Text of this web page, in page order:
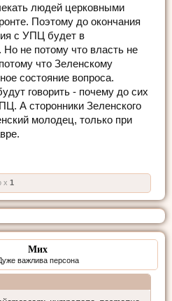
людей церковными
Поэтому до окончания
с УПЦ будет в
не потому что власть не
что Зеленскому
состояние вопроса.
говорить - почему до сих
А сторонники Зеленского
молодец, только при
x 1
Мих
важлива персона